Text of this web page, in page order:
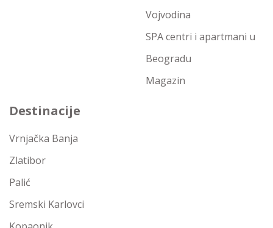
Vojvodina
SPA centri i apartmani u
Beogradu
Magazin
Destinacije
Vrnjačka Banja
Zlatibor
Palić
Sremski Karlovci